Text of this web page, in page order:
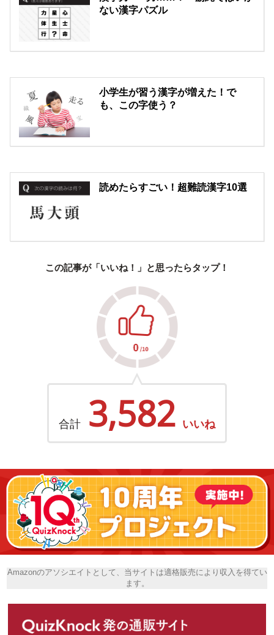
ない漢字パズル
小学生が習う漢字が増えた！で
も、この字使う？
読めたらすごい！超難読漢字10選
この記事が「いいね！」と思ったらタップ！
合計 3,582 いいね
Amazonのアソシエイトとして、当サイトは適格販売により収入を得てい
ます。